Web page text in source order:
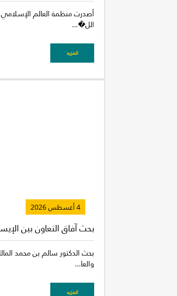
أصدرت منظمة العالم الإسلامي
الل�...
المزيد
4 أغسطس 2026
بحث آفاق التعاون بين
بحث الدكتور سالم بن محمد
والعا...
المزيد